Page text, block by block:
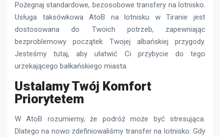
Pożegnaj standardowe, bezosobowe transfery na lotnisko.
Usługa taksówkowa AtoB na lotnisku w Tiranie jest
dostosowana do Twoich potrzeb, zapewniając
bezproblemowy początek Twojej albańskiej przygody.
Jesteśmy tutaj, aby ułatwić Ci przybycie do tego
urzekającego bałkańskiego miasta.
Ustalamy Twój Komfort
Priorytetem
W AtoB rozumiemy, że podróż może być stresująca.
Dlatego na nowo zdefiniowaliśmy transfer na lotnisko. Gdy